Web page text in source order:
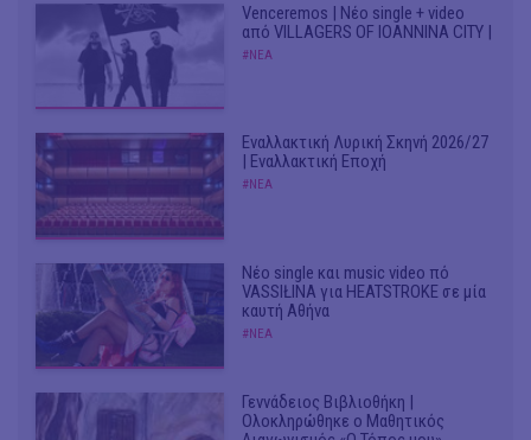
Venceremos | Νέο single + video
από VILLAGERS OF IOANNINA CITY |
#ΝΕΑ
Εναλλακτική Λυρική Σκηνή 2026/27
| Εναλλακτική Εποχή
#ΝΕΑ
Νέο single και music video πό
VASSIŁINA για HEATSTROKE σε μία
καυτή Αθήνα
#ΝΕΑ
Γεννάδειος Βιβλιοθήκη |
Ολοκληρώθηκε ο Μαθητικός